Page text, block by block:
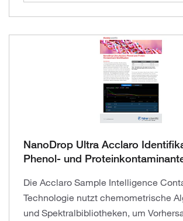
NanoDrop Ultra Acclaro
Phenol- und
Die Acclaro Sample Intelligence
Technologie nutzt chemometrische
und Spektralbibliotheken, um